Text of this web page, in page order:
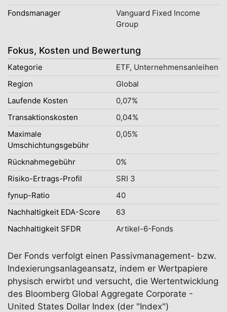
Fondsmanager
Vanguard Fixed Income
Group
Fokus, Kosten und Bewertung
Kategorie
ETF, Unternehmensanleihen
Region
Global
Laufende Kosten
0,07%
Transaktionskosten
0,04%
Maximale
Umschichtungsgebühr
0,05%
Rücknahmegebühr
0%
Risiko-Ertrags-Profil
SRI 3
fynup-Ratio
40
Nachhaltigkeit EDA-Score
63
Nachhaltigkeit SFDR
Artikel-6-Fonds
Der Fonds verfolgt einen Passivmanagement- bzw.
Indexierungsanlageansatz, indem er Wertpapiere
physisch erwirbt und versucht, die Wertentwicklung
des Bloomberg Global Aggregate Corporate -
United States Dollar Index (der "Index")